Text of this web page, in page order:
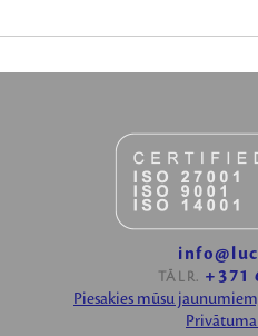
TĀLR. +371
Piesakies mūsu